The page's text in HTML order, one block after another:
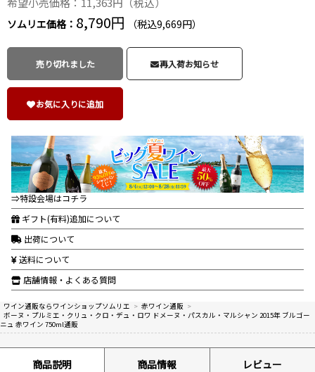
ソムリエ価格： 8,790円 （税込9,669円）
売り切れました 再入荷お知らせ
お気に入りに追加
⇒特設会場はコチラ
ギフト(有料)追加について
出荷について
送料について
店舗情報・よくある質問
ワイン通販ならワインショップソムリエ > 赤ワイン通販 >
ボーヌ・プルミエ・クリュ・クロ・デュ・ロワ ドメーヌ・パスカル・マルシャン 2015年 ブルゴー
ニュ 赤ワイン 750ml通販
商品説明 商品情報 レビュー